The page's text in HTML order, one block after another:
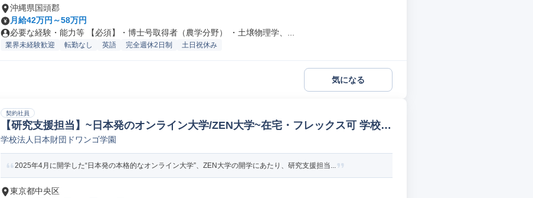
沖縄県国頭郡
月給42万円～58万円
必要な経験・能力等 【必須】・博士号取得者（農学分野） ・土壌物理学、...
業界未経験歓迎 転勤なし 英語 完全週休2日制 土日祝休み
気になる
契約社員
【研究支援担当】~日本発のオンライン大学/ZEN大学~在宅・フレックス可 学校事
務/大学事務/教務事務
学校法人日本財団ドワンゴ学園
2025年4月に開学した“日本発の本格的なオンライン大学”、ZEN大学の開学にあたり、研究支援担当...
東京都中央区